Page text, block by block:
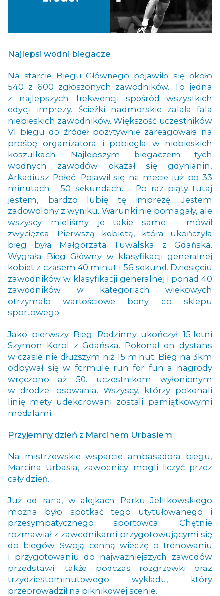
Najlepsi wodni biegacze
Na starcie Biegu Głównego pojawiło się około
540 z 600 zgłoszonych zawodników. To jedna
z najlepszych frekwencji spośród wszystkich
edycji imprezy. Ścieżki nadmorskie zalała fala
niebieskich zawodników. Większość uczestników
VI biegu do źródeł pozytywnie zareagowała na
prośbę organizatora i pobiegła w niebieskich
koszulkach. Najlepszym biegaczem tych
wodnych zawodów okazał się gdynianin,
Arkadiusz Połeć. Pojawił się na mecie już po 33
minutach i 50 sekundach. - Po raz piąty tutaj
jestem, bardzo lubię tę imprezę. Jestem
zadowolony z wyniku. Warunki nie pomagały, ale
wszyscy mieliśmy je takie same - mówił
zwycięzca. Pierwszą kobietą, która ukończyła
bieg była Małgorzata Tuwalska z Gdańska.
Wygrała Bieg Główny w klasyfikacji generalnej
kobiet z czasem 40 minut i 56 sekund. Dziesięciu
zawodników w klasyfikacji generalnej i ponad 40
zawodników w kategoriach wiekowych
otrzymało wartościowe bony do sklepu
sportowego.
Jako pierwszy Bieg Rodzinny ukończył 15-letni
Szymon Korol z Gdańska. Pokonał on dystans
w czasie nie dłuższym niż 15 minut. Bieg na 3km
odbywał się w formule run for fun a nagrody
wręczono aż 50. uczestnikom wyłonionym
w drodze losowania. Wszyscy, którzy pokonali
linię mety udekorowani zostali pamiątkowymi
medalami.
Przyjemny dzień z Marcinem Urbasiem
Na mistrzowskie wsparcie ambasadora biegu,
Marcina Urbasia, zawodnicy mogli liczyć przez
cały dzień.
Już od rana, w alejkach Parku Jelitkowskiego
można było spotkać tego utytułowanego i
przesympatycznego sportowca. Chętnie
rozmawiał z zawodnikami przygotowującymi się
do biegów. Swoją cenną wiedzę o trenowaniu
i przygotowaniu do najważniejszych zawodów
przedstawił także podczas rozgrzewki oraz
trzydziestominutowego wykładu, który
przeprowadził na piknikowej scenie.